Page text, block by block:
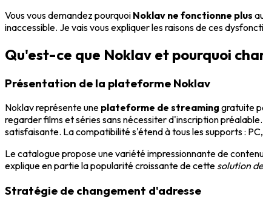
Vous vous demandez pourquoi Noklav ne fonctionne plus
inaccessible. Je vais vous expliquer les raisons de ces
Qu'est-ce que Noklav et pourquoi
Présentation de la plateforme Noklav
Noklav représente une plateforme de streaming gratuite
regarder films et séries sans nécessiter d'inscription
satisfaisante. La compatibilité s'étend à tous les supports :
Le catalogue propose une variété impressionnante de
explique en partie la popularité croissante de cette solution
Stratégie de changement d'adresse